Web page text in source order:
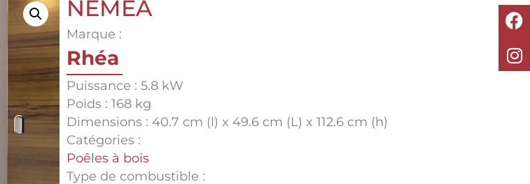
NEMEA
Marque :
Rhéa
Puissance : 5.8 kW
Poids : 168 kg
Dimensions : 40.7 cm (l) x 49.6 cm (L) x 112.6 cm (h)
Catégories :
Poêles à bois
Type de combustible :